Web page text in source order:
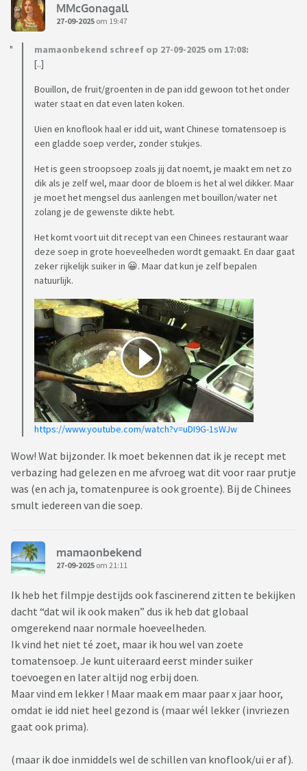
MMcGonagall
27-09-2025 om 19:47
mamaonbekend schreef op 27-09-2025 om 17:08:
[..]
Bouillon, de fruit/groenten in de pan idd gewoon tot het onder
water staat en dat even laten koken.
Uien en knoflook haal er idd uit, want Chinese tomatensoep is
een gladde soep verder, zonder stukjes.
Het is geen stroopsoep zoals jij dat noemt, je maakt em net zo
dik als je zelf wel, maar door de bloem is het al wel dikker. Maar
je moet het mengsel dus aanlengen met bouillon/water net
zolang je de gewenste dikte hebt.
Het komt voort uit dit recept van een Chinees restaurant waar
deze soep in grote hoeveelheden wordt gemaakt. En daar gaat
zeker rijkelijk suiker in 😀. Maar dat kun je zelf bepalen
natuurlijk.
https://www.youtube.com/watch?v=uDI9G-1sWJw
Wow! Wat bijzonder. Ik moet bekennen dat ik je recept met
verbazing had gelezen en me afvroeg wat dit voor raar prutje
was (en ach ja, tomatenpuree is ook groente). Bij de Chinees
smult iedereen van die soep.
mamaonbekend
27-09-2025 om 21:11
Ik heb het filmpje destijds ook fascinerend zitten te bekijken
dacht “dat wil ik ook maken” dus ik heb dat globaal
omgerekend naar normale hoeveelheden.
Ik vind het niet té zoet, maar ik hou wel van zoete
tomatensoep. Je kunt uiteraard eerst minder suiker
toevoegen en later altijd nog erbij doen.
Maar vind em lekker ! Maar maak em maar paar x jaar hoor,
omdat ie idd niet heel gezond is (maar wél lekker (invriezen
gaat ook prima).
(maar ik doe inmiddels wel de schillen van knoflook/ui er af).